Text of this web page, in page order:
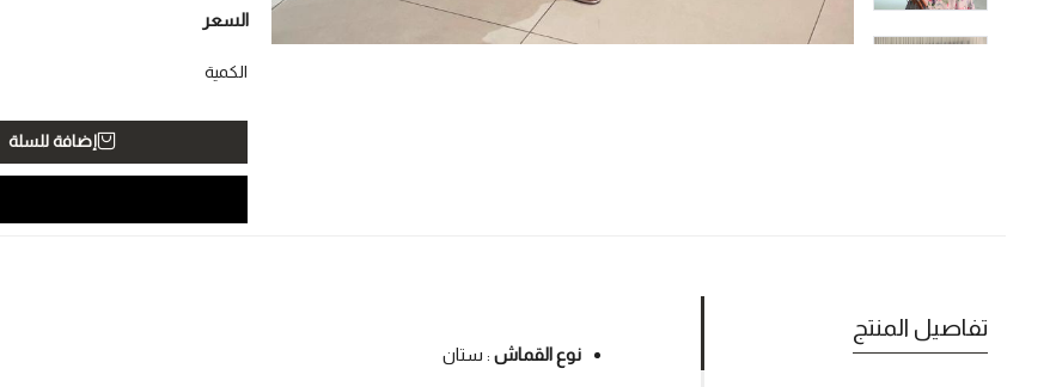
السعر
الكمية
إضافة للسلة
تفاصيل المنتج
نوع القماش : ستان